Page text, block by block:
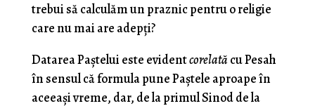
trebui să calculăm un praznic pentru o religie
care nu mai are adepți?
Datarea Paștelui este evidentcorelată cu Pesah
în sensul că formula pune Paștele aproape în
aceeași vreme, dar, de la primul Sinod de la